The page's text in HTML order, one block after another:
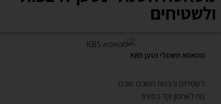
ולשטיחים
מטאטא חשמלי נטען KB5
לשטיחים ורצפות מסוגים שונים
נוח לאחסון וקל במיוחד